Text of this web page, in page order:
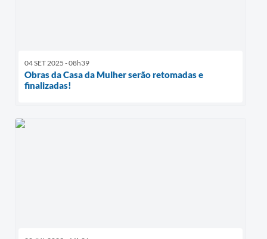
04 SET 2025 - 08h39
Obras da Casa da Mulher serão retomadas e
finalizadas!